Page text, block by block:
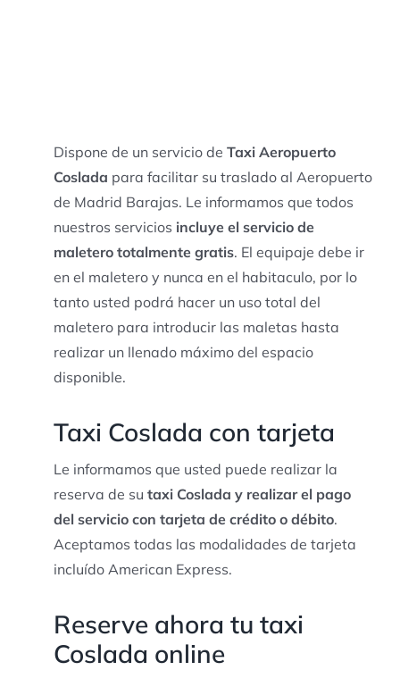
Dispone de un servicio de Taxi Aeropuerto
Coslada para facilitar su traslado al Aeropuerto
de Madrid Barajas. Le informamos que todos
nuestros servicios incluye el servicio de
maletero totalmente gratis. El equipaje debe ir
en el maletero y nunca en el habitaculo, por lo
tanto usted podrá hacer un uso total del
maletero para introducir las maletas hasta
realizar un llenado máximo del espacio
disponible.
Taxi Coslada con tarjeta
Le informamos que usted puede realizar la
reserva de su taxi Coslada y realizar el pago
del servicio con tarjeta de crédito o débito.
Aceptamos todas las modalidades de tarjeta
incluído American Express.
Reserve ahora tu taxi
Coslada online